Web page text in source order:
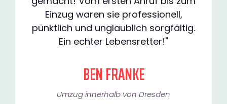
Einzug waren sie professionell,
pünktlich und unglaublich sorgfältig.
Ein echter Lebensretter!"
BEN FRANKE
Umzug innerhalb von Dresden​